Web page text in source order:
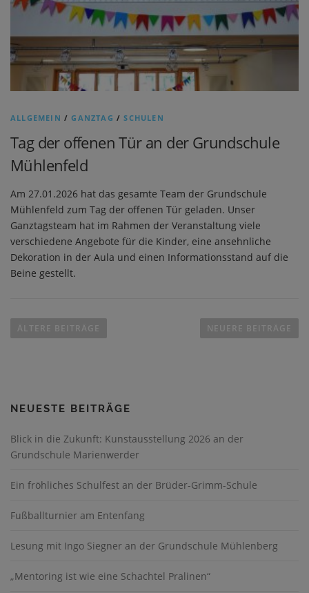
ALLGEMEIN /GANZTAG /SCHULEN
Tag der offenen Tür an der Grundschule
Mühlenfeld
Am 27.01.2026 hat das gesamte Team der Grundschule
Mühlenfeld zum Tag der offenen Tür geladen. Unser
Ganztagsteam hat im Rahmen der Veranstaltung viele
verschiedene Angebote für die Kinder, eine ansehnliche
Dekoration in der Aula und einen Informationsstand auf die
Beine gestellt.
e
i
g
s
n
v
g
a
i
ÄLTERE BEITRÄGE NEUERE BEITRÄGE
NEUESTE BEITRÄGE
Blick in die Zukunft: Kunstausstellung 2026 an der
Grundschule Marienwerder
Ein fröhliches Schulfest an der Brüder-Grimm-Schule
Fußballturnier am Entenfang
Lesung mit Ingo Siegner an der Grundschule Mühlenberg
„Mentoring ist wie eine Schachtel Pralinen“